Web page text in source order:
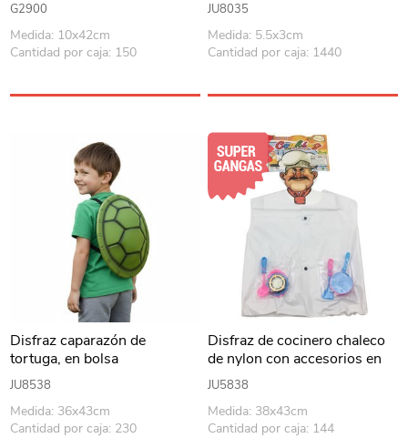
G2900
Medida: 10x42cm
Cantidad por caja: 150
JU8035
Medida: 5.5x3cm
Cantidad por caja: 1440
Disfraz caparazón de
tortuga, en bolsa
JU8538
Medida: 36x43cm
Cantidad por caja: 230
Disfraz de cocinero chaleco
de nylon con accesorios en
bolsa
JU5838
Medida: 38x43cm
Cantidad por caja: 144